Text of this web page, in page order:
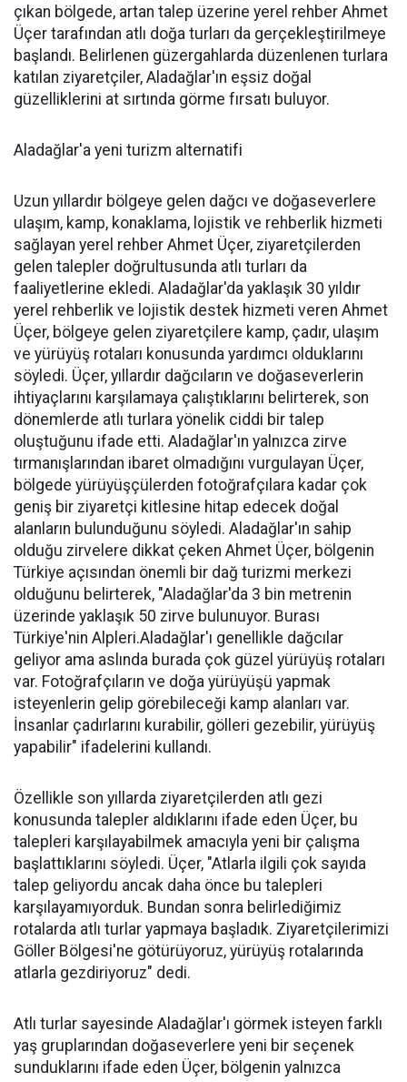
çıkan bölgede, artan talep üzerine yerel rehber Ahmet
Üçer tarafından atlı doğa turları da gerçekleştirilmeye
başlandı. Belirlenen güzergahlarda düzenlenen turlara
katılan ziyaretçiler, Aladağlar'ın eşsiz doğal
güzelliklerini at sırtında görme fırsatı buluyor.
Aladağlar'a yeni turizm alternatifi
Uzun yıllardır bölgeye gelen dağcı ve doğaseverlere
ulaşım, kamp, konaklama, lojistik ve rehberlik hizmeti
sağlayan yerel rehber Ahmet Üçer, ziyaretçilerden
gelen talepler doğrultusunda atlı turları da
faaliyetlerine ekledi. Aladağlar'da yaklaşık 30 yıldır
yerel rehberlik ve lojistik destek hizmeti veren Ahmet
Üçer, bölgeye gelen ziyaretçilere kamp, çadır, ulaşım
ve yürüyüş rotaları konusunda yardımcı olduklarını
söyledi. Üçer, yıllardır dağcıların ve doğaseverlerin
ihtiyaçlarını karşılamaya çalıştıklarını belirterek, son
dönemlerde atlı turlara yönelik ciddi bir talep
oluştuğunu ifade etti. Aladağlar'ın yalnızca zirve
tırmanışlarından ibaret olmadığını vurgulayan Üçer,
bölgede yürüyüşçülerden fotoğrafçılara kadar çok
geniş bir ziyaretçi kitlesine hitap edecek doğal
alanların bulunduğunu söyledi. Aladağlar'ın sahip
olduğu zirvelere dikkat çeken Ahmet Üçer, bölgenin
Türkiye açısından önemli bir dağ turizmi merkezi
olduğunu belirterek, "Aladağlar'da 3 bin metrenin
üzerinde yaklaşık 50 zirve bulunuyor. Burası
Türkiye'nin Alpleri.Aladağlar'ı genellikle dağcılar
geliyor ama aslında burada çok güzel yürüyüş rotaları
var. Fotoğrafçıların ve doğa yürüyüşü yapmak
isteyenlerin gelip görebileceği kamp alanları var.
İnsanlar çadırlarını kurabilir, gölleri gezebilir, yürüyüş
yapabilir" ifadelerini kullandı.
Özellikle son yıllarda ziyaretçilerden atlı gezi
konusunda talepler aldıklarını ifade eden Üçer, bu
talepleri karşılayabilmek amacıyla yeni bir çalışma
başlattıklarını söyledi. Üçer, "Atlarla ilgili çok sayıda
talep geliyordu ancak daha önce bu talepleri
karşılayamıyorduk. Bundan sonra belirlediğimiz
rotalarda atlı turlar yapmaya başladık. Ziyaretçilerimizi
Göller Bölgesi'ne götürüyoruz, yürüyüş rotalarında
atlarla gezdiriyoruz" dedi.
Atlı turlar sayesinde Aladağlar'ı görmek isteyen farklı
yaş gruplarından doğaseverlere yeni bir seçenek
sunduklarını ifade eden Üçer, bölgenin yalnızca